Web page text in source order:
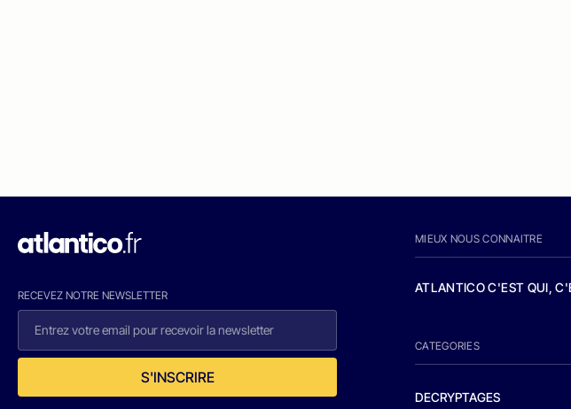
RECEVEZ NOTRE NEWSLETTER
S'INSCRIRE
MIEUX NOUS CONNAITRE
ATLANTICO C'EST QUI,
CATEGORIES
DECRYPTAGES